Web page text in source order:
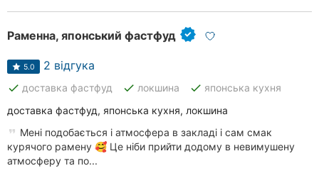
Раменна, японський фастфуд
5.0 2 відгука
done доставка фастфуд done локшина done японська кухня
доставка фастфуд, японська кухня, локшина
Мені подобається і атмосфера в закладі і сам смак
курячого рамену 🥰 Це ніби прийти додому в невимушену
атмосферу та по...